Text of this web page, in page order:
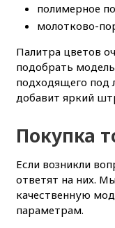
полимерное
молотково-
Палитра цветов
подобрать
подходящего под
добавит яркий
Покупка
Если возникли
ответят на них.
качественную
параметрам.